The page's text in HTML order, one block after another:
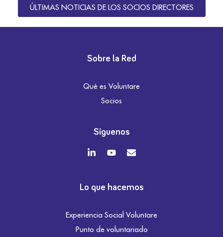
ÚLTIMAS NOTICIAS DE LOS SOCIOS DIRECTORES
Sobre la Red
Qué es Voluntare
Socios
Síguenos
Lo que hacemos
Experiencia Social Voluntare
Punto de voluntariado